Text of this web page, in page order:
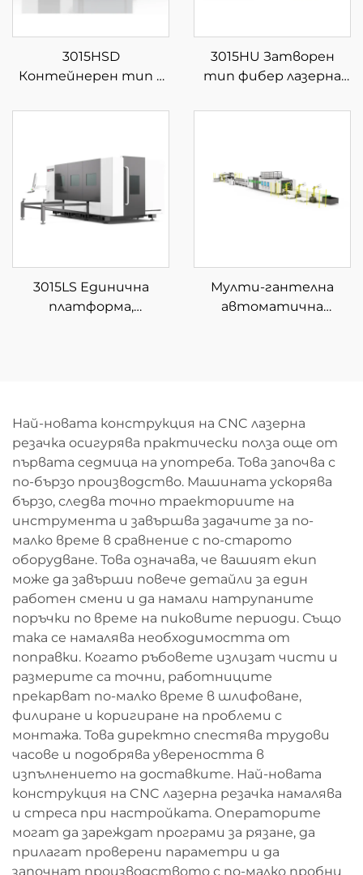
3015HSD
Контейнерен тип с
платформа за фибер
3015HU Затворен
тип фибер лазерна
автоматично
материали
3015LS Единична
платформа,
Мулти-гантелна
автоматична
Най-новата конструкция на CNC лазерна
резачка осигурява практически полза още от
първата седмица на употреба. Това започва с
по-бързо производство. Машината ускорява
бързо, следва точно траекториите на
инструмента и завършва задачите за по-
малко време в сравнение с по-старото
оборудване. Това означава, че вашият екип
може да завърши повече детайли за един
работен смени и да намали натрупаните
поръчки по време на пиковите периоди. Също
така се намалява необходимостта от
поправки. Когато ръбовете излизат чисти и
размерите са точни, работниците
прекарват по-малко време в шлифоване,
филиране и коригиране на проблеми с
монтажа. Това директно спестява трудови
часове и подобрява увереността в
изпълнението на доставките. Най-новата
конструкция на CNC лазерна резачка намалява
и стреса при настройката. Операторите
могат да зареждат програми за рязане, да
прилагат проверени параметри и да
започнат производството с по-малко пробни